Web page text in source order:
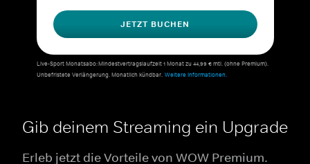
JETZT BUCHEN
Live-Sport Monatsabo: Mindestvertragslaufzeit 1 Monat zu 44,99 € mtl. (ohne Premium).
Unbefristete Verlängerung. Monatlich kündbar. Weitere Informationen.
Gib deinem Streaming ein Upgrade
Erleb jetzt die Vorteile von WOW Premium.